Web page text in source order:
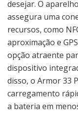
desejar. O
assegura uma
recursos, como
aproximação e
opção atraente
dispositivo
disso, o Armor 33
carregamento
a bateria em